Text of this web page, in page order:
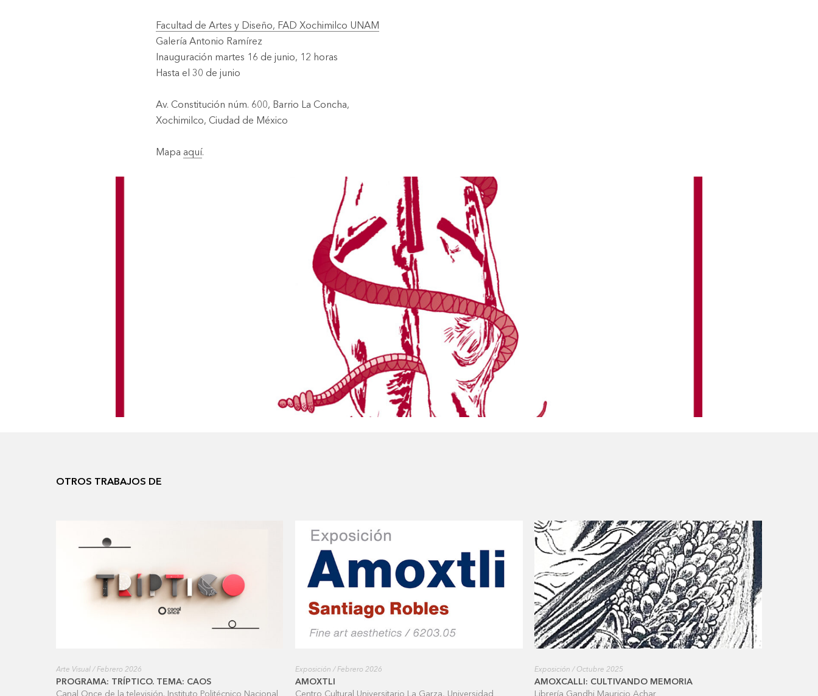
Facultad de Artes y Diseño, FAD Xochimilco UNAM
Galería Antonio Ramírez
Inauguración martes 16 de junio, 12 horas
Hasta el 30 de junio
Av. Constitución núm. 600, Barrio La Concha,
Xochimilco, Ciudad de México
Mapa aquí.
OTROS TRABAJOS DE
Arte Visual / Febrero 2026
PROGRAMA: TRÍPTICO. TEMA: CAOS
Exposición / Febrero 2026
AMOXTLI
Exposición / Octubre 2025
AMOXCALLI: CULTIVANDO MEMORIA